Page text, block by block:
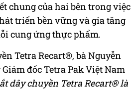
chung của hai bên trong việc
triển bền vững và gia tăng
cung ứng thực phẩm.
Tetra Recart®, bà Nguyễn
đốc Tetra Pak Việt Nam
dây chuyền Tetra Recart® là